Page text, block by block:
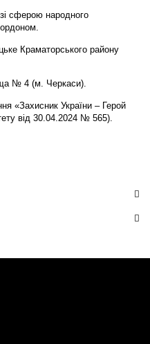
сферою народного
Краматорського району
№ 4 (м. Черкаси).
«Захисник України – Герой
від 30.04.2024 № 565).